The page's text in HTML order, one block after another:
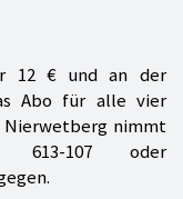
12 € und an der
Abo für alle vier
Nierwetberg nimmt
613-107 oder